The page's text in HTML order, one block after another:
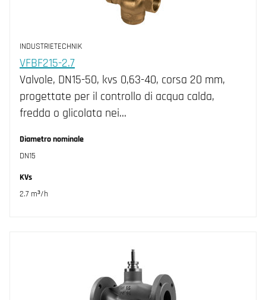
DN65 (4)
DN80 (4)
INDUSTRIETECHNIK
VFBF215-2.7
Valvole, DN15-50, kvs 0,63-40, corsa 20 mm,
progettate per il controllo di acqua calda,
fredda o glicolata nei…
Diametro nominale
DN15
KVs
2.7 m³/h